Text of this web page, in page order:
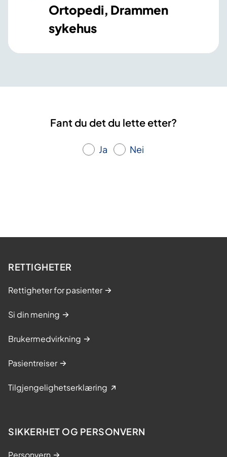
Ortopedi, Drammen
sykehus
Fant du det du lette etter?
Ja Nei
RETTIGHETER
Rettigheter for pasienter
Si din mening
Brukermedvirkning
Pasientreiser
Tilgjengelighetserklæring
SIKKERHET OG PERSONVERN
Personvern